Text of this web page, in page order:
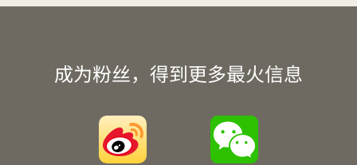
成为粉丝，得到更多最火信息